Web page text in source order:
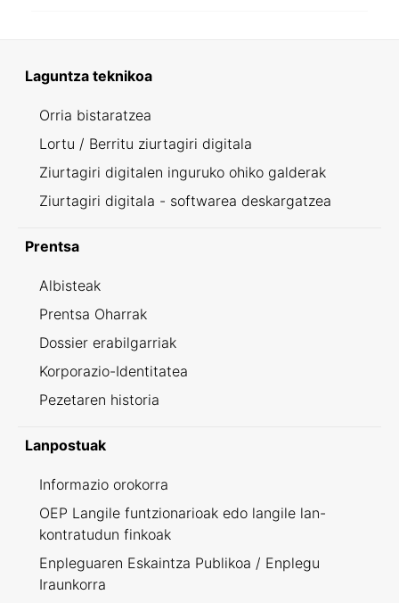
Laguntza teknikoa
Orria bistaratzea
Lortu / Berritu ziurtagiri digitala
Ziurtagiri digitalen inguruko ohiko galderak
Ziurtagiri digitala - softwarea deskargatzea
Prentsa
Albisteak
Prentsa Oharrak
Dossier erabilgarriak
Korporazio-Identitatea
Pezetaren historia
Lanpostuak
Informazio orokorra
OEP Langile funtzionarioak edo langile lan-
kontratudun finkoak
Enpleguaren Eskaintza Publikoa / Enplegu
Iraunkorra